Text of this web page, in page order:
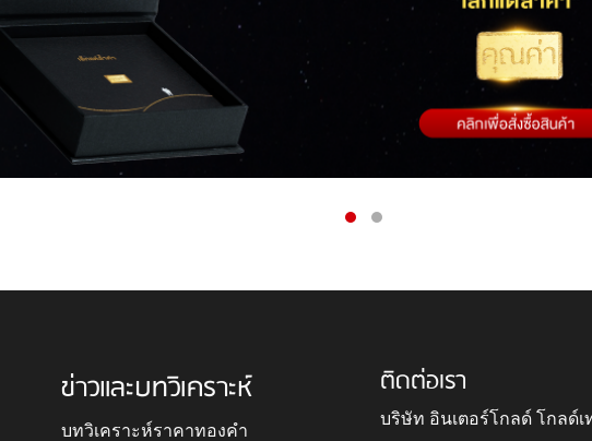
ข่าวและบทวิเคราะห์
บทวิเคราะห์ราคาทองคำ
ติดต่อเรา
บริษัท อินเตอร์โกลด์ โกลด์เ